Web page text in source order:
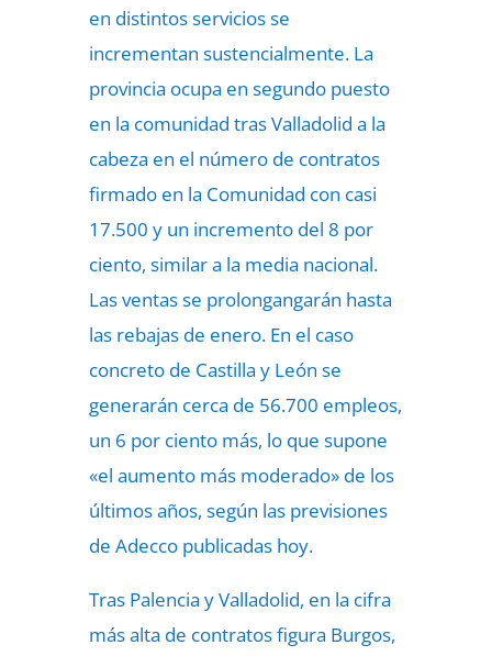
en distintos servicios se
incrementan sustencialmente. La
provincia ocupa en segundo puesto
en la comunidad tras Valladolid a la
cabeza en el número de contratos
firmado en la Comunidad con casi
17.500 y un incremento del 8 por
ciento, similar a la media nacional.
Las ventas se prolongangarán hasta
las rebajas de enero. En el caso
concreto de Castilla y León se
generarán cerca de 56.700 empleos,
un 6 por ciento más, lo que supone
«el aumento más moderado» de los
últimos años, según las previsiones
de Adecco publicadas hoy.
Tras Palencia y Valladolid, en la cifra
más alta de contratos figura Burgos,